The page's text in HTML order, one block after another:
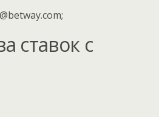
;
ставок с